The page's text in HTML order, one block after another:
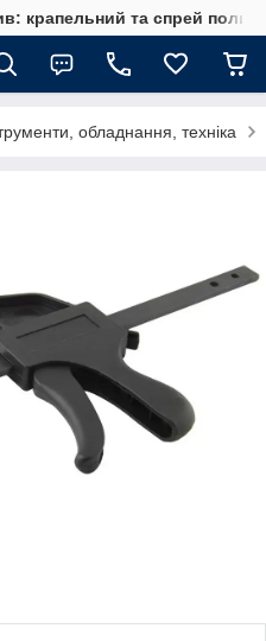
крапельний та спрей полив,
обладнання, техніка